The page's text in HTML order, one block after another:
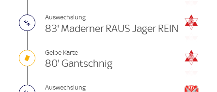
Auswechslung
83' Maderner RAUS Jager REIN
Gelbe Karte
80' Gantschnig
Auswechslung